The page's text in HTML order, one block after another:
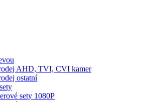
AHD, TVI, CVI kamer
ostatní
sety 1080P